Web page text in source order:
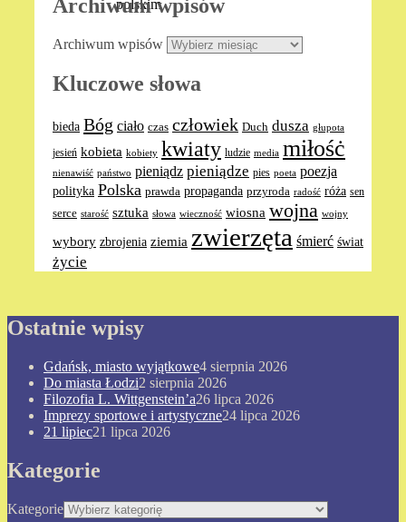
Archiwum wpisów
Archiwum wpisów
Kluczowe słowa
bieda Bóg ciało czas człowiek Duch dusza głupota
jesień kobieta kobiety kwiaty ludzie media miłośċ
nienawiść państwo pieniądz pieniądze pies poeta poezja
polityka Polska prawda propaganda przyroda radość róża sen
serce starość sztuka słowa wieczność wiosna wojna wojny
wybory zbrojenia ziemia zwierzęta śmierć świat
życie
Ostatnie wpisy
Gdańsk, miasto wyjątkowe4 sierpnia 2026
Do miasta Łodzi2 sierpnia 2026
Filozofia L. Wittgenstein’a26 lipca 2026
Imprezy sportowe i artystyczne24 lipca 2026
21 lipiec21 lipca 2026
Kategorie
Kategorie